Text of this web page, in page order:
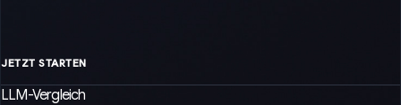
JETZT STARTEN
LLM-Vergleich